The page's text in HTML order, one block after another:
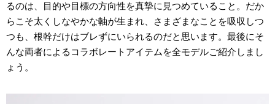
るのは、目的や目標の方向性を真摯に見つめていること。だか
らこそ太くしなやかな軸が生まれ、さまざまなことを吸収しつ
つも、根幹だけはブレずにいられるのだと思います。最後にそ
んな両者によるコラボレートアイテムを全モデルご紹介しまし
ょう。